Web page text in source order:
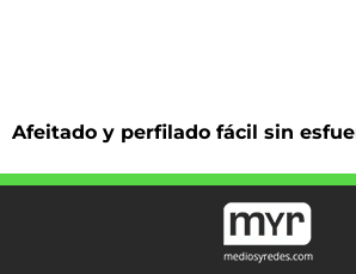
Afeitado y perfilado fácil sin